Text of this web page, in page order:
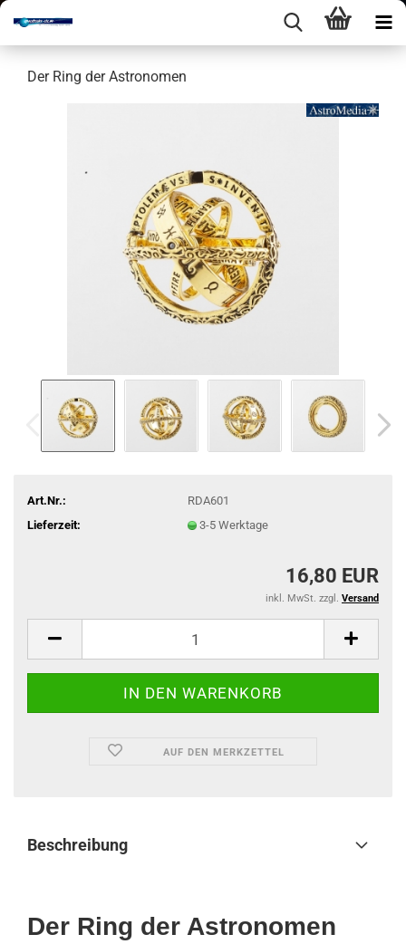
Der Ring der As­tro­no­men
Art.Nr.:
RDA601
Lieferzeit:
3-5 Werktage
16,80 EUR
inkl. MwSt. zzgl. Versand
AUF DEN MERKZETTEL
Beschreibung
Der Ring der Astronomen